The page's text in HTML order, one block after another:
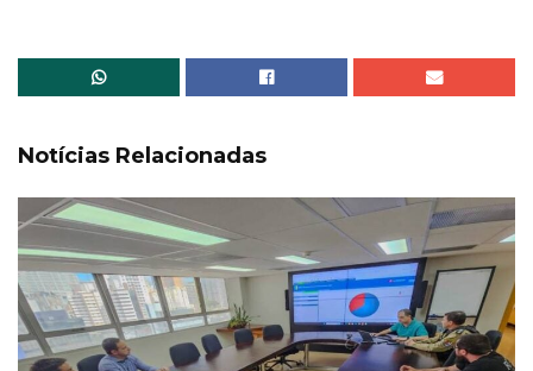
Notícias Relacionadas